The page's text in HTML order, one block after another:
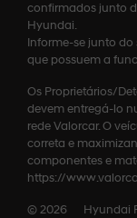
confirmados junto
Hyundai.
Informe-se junto
que possuem a
Os Proprietários/
devem entregá-lo
rede Valorcar. O
correta e
componentes e
https://
© 2026 Hyundai